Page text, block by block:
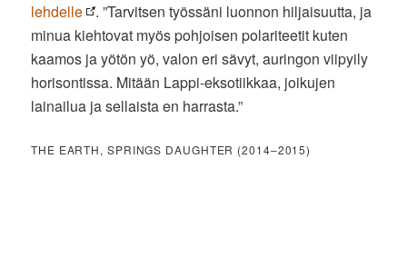
lehdelle
. ”Tarvitsen työssäni luonnon hiljaisuutta, ja
minua kiehtovat myös pohjoisen polariteetit kuten
kaamos ja yötön yö, valon eri sävyt, auringon viipyily
horisontissa. Mitään Lappi-eksotiikkaa, joikujen
lainailua ja sellaista en harrasta.”
THE EARTH, SPRINGS DAUGHTER (2014–2015)